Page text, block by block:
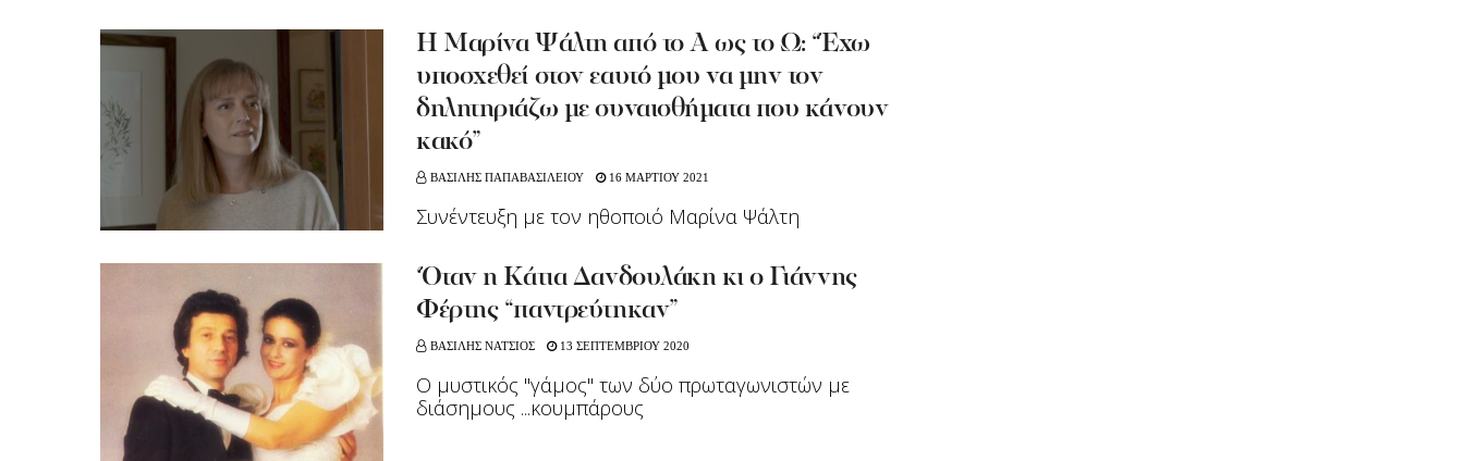
Η Μαρίνα Ψάλτη από το Α ως το Ω: “Έχω
υποσχεθεί στον εαυτό μου να μην τον
δηλητηριάζω με συναισθήματα που κάνουν
κακό”
ΒΑΣΙΛΗΣ ΠΑΠΑΒΑΣΙΛΕΙΟΥ 16 ΜΑΡΤΙΟΥ 2021
Συνέντευξη με τον ηθοποιό Μαρίνα Ψάλτη
‘Όταν η Kάτια Δανδουλάκη κι ο Γιάννης
Φέρτης “παντρεύτηκαν”
ΒΑΣΙΛΗΣ ΝΑΤΣΙΟΣ 13 ΣΕΠΤΕΜΒΡΙΟΥ 2020
Ο μυστικός "γάμος" των δύο πρωταγωνιστών με
διάσημους ...κουμπάρους